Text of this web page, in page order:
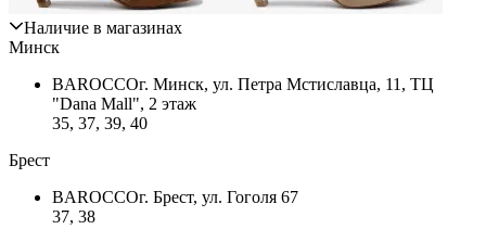
Наличие в магазинах
Минск
BAROCCOг. Минск, ул. Петра Мстиславца, 11, ТЦ
"Dana Mall", 2 этаж
35, 37, 39, 40
Брест
BAROCCOг. Брест, ул. Гоголя 67
37, 38